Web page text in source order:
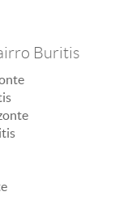
Buritis